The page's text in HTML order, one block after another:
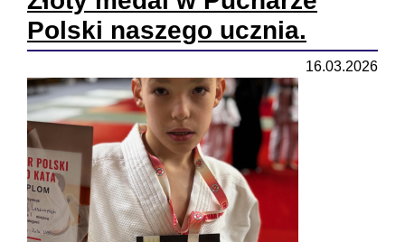
Polski naszego ucznia.
16.03.2026